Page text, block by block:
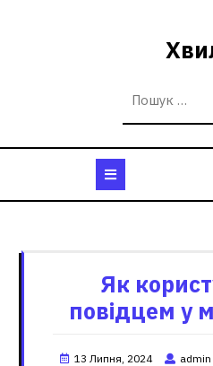
Як
повідцем у
13 Липня, 2024 admin